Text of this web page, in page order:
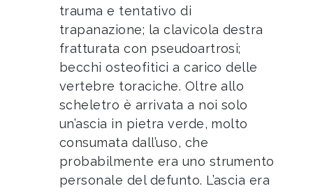
trauma e tentativo di
trapanazione; la clavicola destra
fratturata con pseudoartrosi;
becchi osteofitici a carico delle
vertebre toraciche. Oltre allo
scheletro è arrivata a noi solo
un’ascia in pietra verde, molto
consumata dall’uso, che
probabilmente era uno strumento
personale del defunto. L’ascia era